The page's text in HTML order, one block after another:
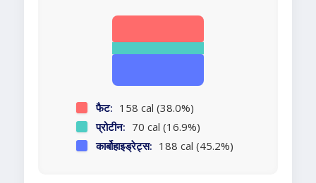
फैट: 158 cal (38.0%)
प्रोटीन: 70 cal (16.9%)
कार्बोहाइड्रेट्स: 188 cal (45.2%)